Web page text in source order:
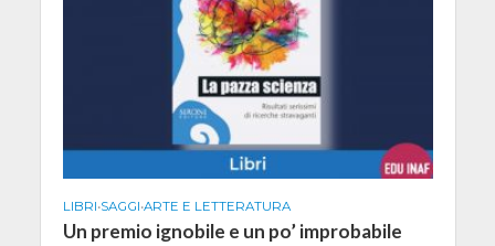
LIBRI•SAGGI•ARTE E LETTERATURA
Un premio ignobile e un po’ improbabile